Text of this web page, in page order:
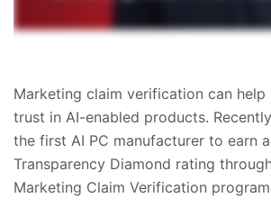
Marketing claim verification can help
trust in AI-enabled products.
the first AI PC manufacturer to earn
Transparency Diamond rating
Marketing Claim Verification